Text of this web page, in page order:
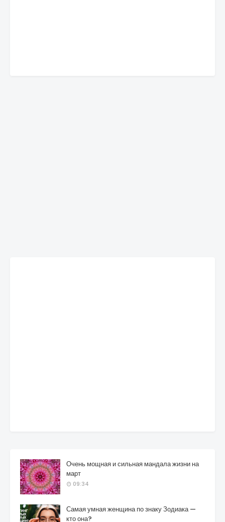
Очень мощная и сильная мандала жизни на
март
09:34
Самая умная женщина по знаку Зодиака —
кто она?